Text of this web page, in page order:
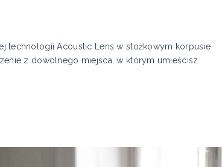
technologii Acoustic Lens w stożkowym korpusie
z dowolnego miejsca, w którym umieścisz